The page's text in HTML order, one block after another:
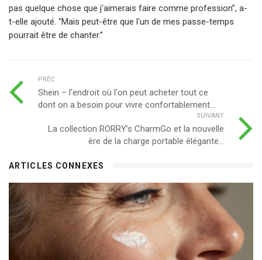
pas quelque chose que j'aimerais faire comme profession”, a-
t-elle ajouté. “Mais peut-être que l'un de mes passe-temps
pourrait être de chanter.”
PRÉC
Shein – l'endroit où l'on peut acheter tout ce
dont on a besoin pour vivre confortablement...
SUIVANT
La collection RORRY’s CharmGo et la nouvelle
ère de la charge portable élégante...
ARTICLES CONNEXES